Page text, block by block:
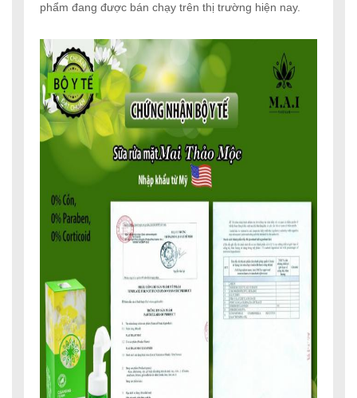
phẩm đang được bán chạy trên thị trường hiện nay.